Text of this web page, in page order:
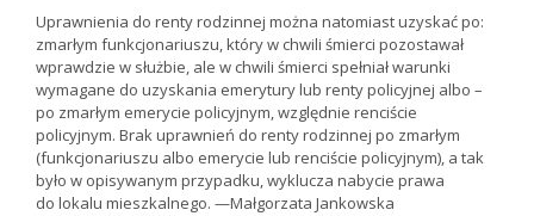
Uprawnienia do renty rodzinnej można natomiast uzyskać po:
zmarłym funkcjonariuszu, który w chwili śmierci pozostawał
wprawdzie w służbie, ale w chwili śmierci spełniał warunki
wymagane do uzyskania emerytury lub renty policyjnej albo –
po zmarłym emerycie policyjnym, względnie renciście
policyjnym. Brak uprawnień do renty rodzinnej po zmarłym
(funkcjonariuszu albo emerycie lub renciście policyjnym), a tak
było w opisywanym przypadku, wyklucza nabycie prawa
do lokalu mieszkalnego. —Małgorzata Jankowska